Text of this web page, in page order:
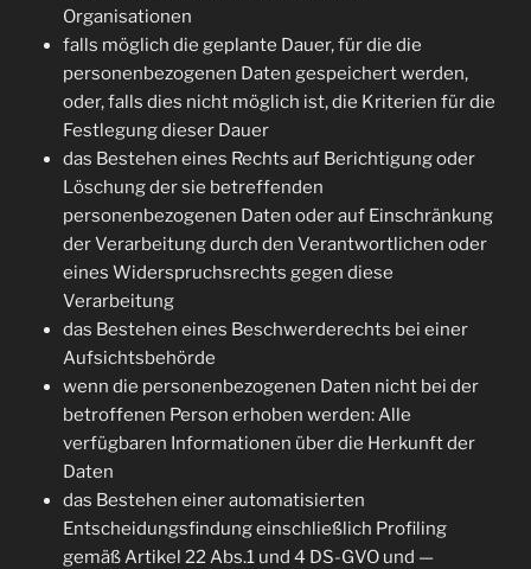
Organisationen
falls möglich die geplante Dauer, für die die
personenbezogenen Daten gespeichert werden,
oder, falls dies nicht möglich ist, die Kriterien für die
Festlegung dieser Dauer
das Bestehen eines Rechts auf Berichtigung oder
Löschung der sie betreffenden
personenbezogenen Daten oder auf Einschränkung
der Verarbeitung durch den Verantwortlichen oder
eines Widerspruchsrechts gegen diese
Verarbeitung
das Bestehen eines Beschwerderechts bei einer
Aufsichtsbehörde
wenn die personenbezogenen Daten nicht bei der
betroffenen Person erhoben werden: Alle
verfügbaren Informationen über die Herkunft der
Daten
das Bestehen einer automatisierten
Entscheidungsfindung einschließlich Profiling
gemäß Artikel 22 Abs.1 und 4 DS-GVO und —